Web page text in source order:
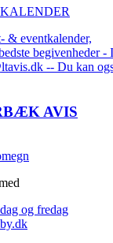
& eventkalender,
begivenheder -
-- Du kan
AVIS
og fredag